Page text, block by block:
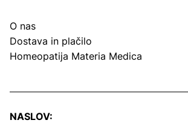
O nas
Dostava in plačilo
Homeopatija Materia Medica
NASLOV: